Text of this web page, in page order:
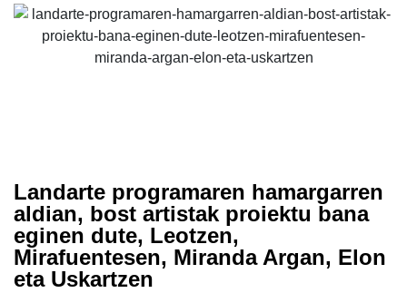
Landarte programaren hamargarren
aldian, bost artistak proiektu bana
eginen dute, Leotzen,
Mirafuentesen, Miranda Argan, Elon
eta Uskartzen